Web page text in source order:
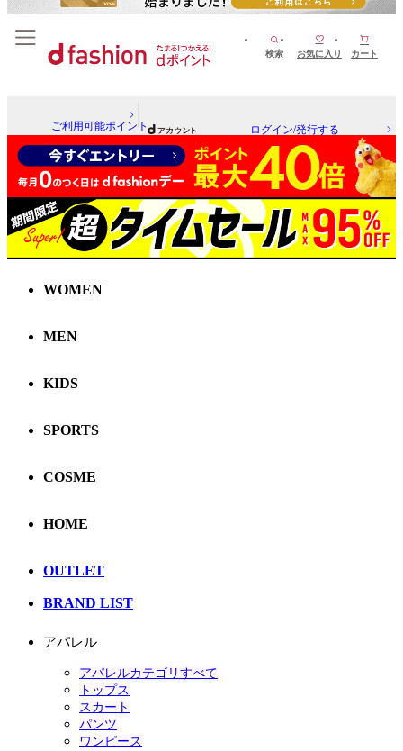
検索 お気に入り カート
ご利用可能ポイント ログイン/発行する
WOMEN
MEN
KIDS
SPORTS
COSME
HOME
OUTLET
BRAND LIST
アパレル
アパレルカテゴリすべて
トップス
スカート
パンツ
ワンピース